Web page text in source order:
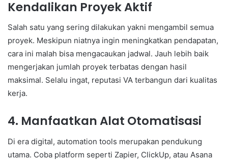
Kendalikan Proyek Aktif
Salah satu yang sering dilakukan yakni mengambil semua
proyek. Meskipun niatnya ingin meningkatkan pendapatan,
cara ini malah bisa mengacaukan jadwal. Jauh lebih baik
mengerjakan jumlah proyek terbatas dengan hasil
maksimal. Selalu ingat, reputasi VA terbangun dari kualitas
kerja.
4. Manfaatkan Alat Otomatisasi
Di era digital, automation tools merupakan pendukung
utama. Coba platform seperti Zapier, ClickUp, atau Asana